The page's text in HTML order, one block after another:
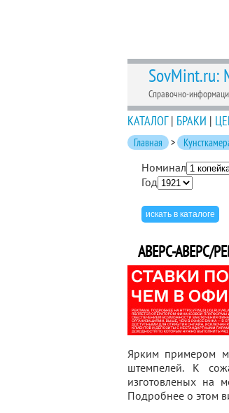
SovMint.ru:
Справочно-
КАТАЛОГ| БРАКИ |
Главная >
Номинал
Год
АВЕРС-АВЕРС/
Ярким примером
штемпелей. К
изготовленых на
Подробнее о этом